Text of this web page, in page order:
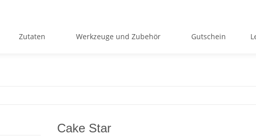
Zutaten Werkzeuge und Zubehör Gutschein
Cake Star